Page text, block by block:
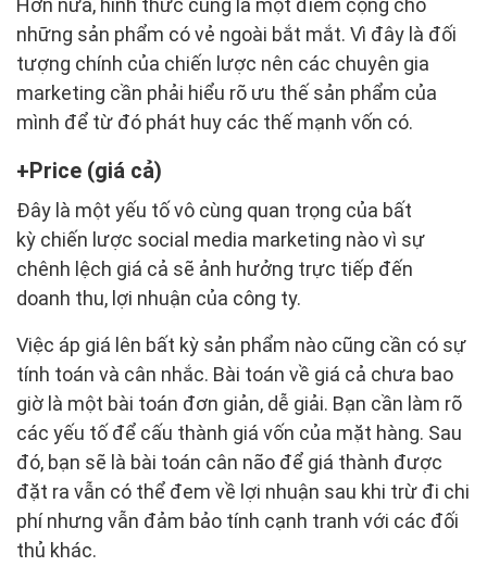
những sản phẩm có vẻ ngoài bắt mắt. Vì đây là đối
tượng chính của chiến lược nên các chuyên gia
marketing cần phải hiểu rõ ưu thế sản phẩm của
mình để từ đó phát huy các thế mạnh vốn có.
Price (giá cả)
Đây là một yếu tố vô cùng quan trọng của bất
kỳ chiến lược social media marketing nào vì sự
chênh lệch giá cả sẽ ảnh hưởng trực tiếp đến
doanh thu, lợi nhuận của công ty.
Việc áp giá lên bất kỳ sản phẩm nào cũng cần có sự
tính toán và cân nhắc. Bài toán về giá cả chưa bao
giờ là một bài toán đơn giản, dễ giải. Bạn cần làm rõ
các yếu tố để cấu thành giá vốn của mặt hàng. Sau
đó, bạn sẽ là bài toán cân não để giá thành được
đặt ra vẫn có thể đem về lợi nhuận sau khi trừ đi chi
phí nhưng vẫn đảm bảo tính cạnh tranh với các đối
thủ khác.